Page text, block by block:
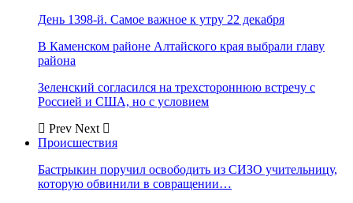
День 1398-й. Самое важное к утру 22 декабря
В Каменском районе Алтайского края выбрали главу
района
Зеленский согласился на трехстороннюю встречу с
Россией и США, но с условием
Prev Next
Происшествия
Бастрыкин поручил освободить из СИЗО учительницу,
которую обвинили в совращении…